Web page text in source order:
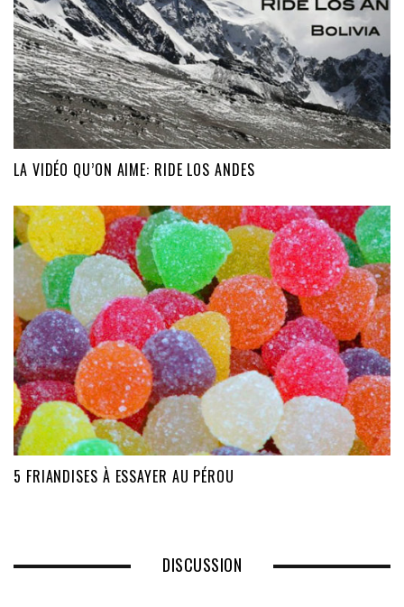
LA VIDÉO QU’ON AIME: RIDE LOS ANDES
5 FRIANDISES À ESSAYER AU PÉROU
DISCUSSION